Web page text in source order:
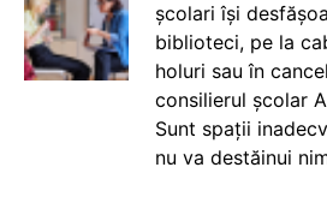
școlari își
biblioteci, pe la
holuri sau în
consilierul școlar
Sunt spații
nu va destăinui